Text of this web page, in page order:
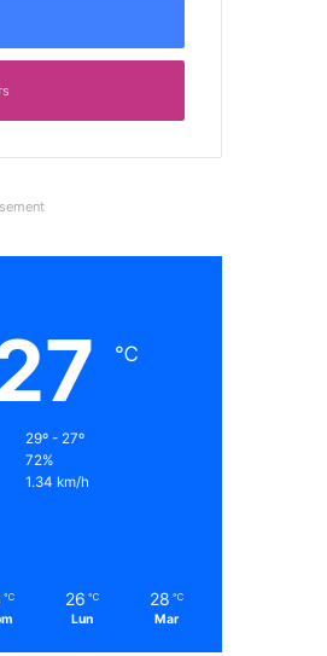
℃
29º - 27º
72%
1.34 km/h
℃ 26 ℃
Lun
28 ℃
Mar